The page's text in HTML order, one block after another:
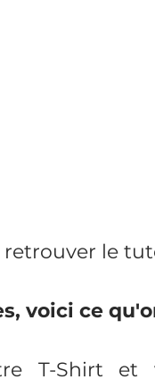
retrouver le
voici ce
T-Shirt et